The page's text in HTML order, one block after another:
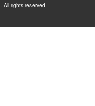
All rights reserved.